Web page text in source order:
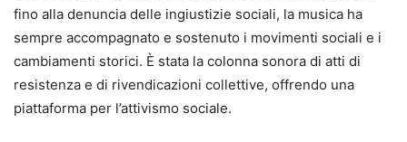
fino alla denuncia delle ingiustizie sociali, la musica ha
sempre accompagnato e sostenuto i movimenti sociali e i
cambiamenti storici. È stata la colonna sonora di atti di
resistenza e di rivendicazioni collettive, offrendo una
piattaforma per l’attivismo sociale.